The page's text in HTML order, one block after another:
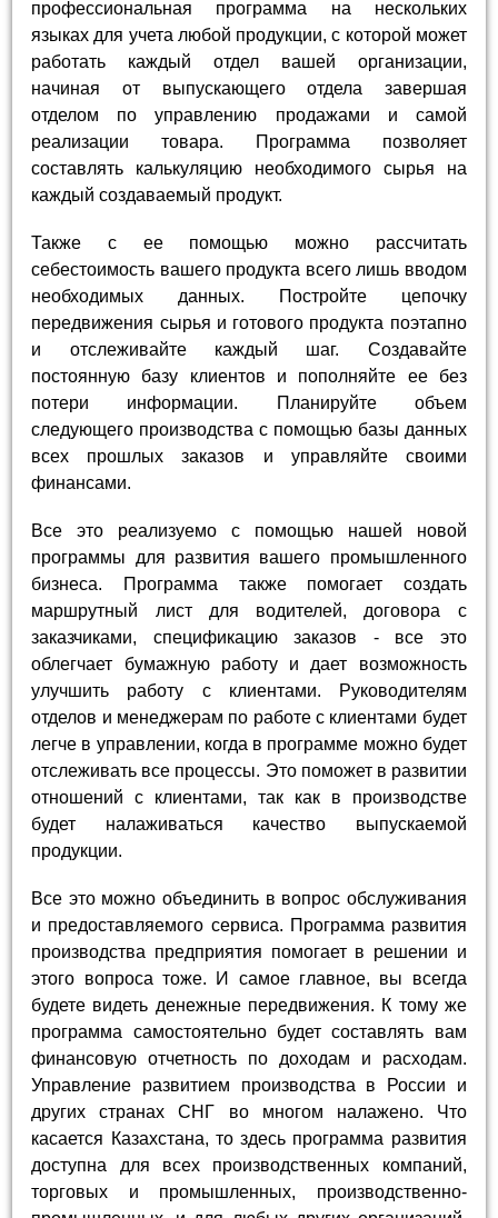
профессиональная программа на нескольких
языках для учета любой продукции, с которой может
работать каждый отдел вашей организации,
начиная от выпускающего отдела завершая
отделом по управлению продажами и самой
реализации товара. Программа позволяет
составлять калькуляцию необходимого сырья на
каждый создаваемый продукт.
Также с ее помощью можно рассчитать
себестоимость вашего продукта всего лишь вводом
необходимых данных. Постройте цепочку
передвижения сырья и готового продукта поэтапно
и отслеживайте каждый шаг. Создавайте
постоянную базу клиентов и пополняйте ее без
потери информации. Планируйте объем
следующего производства с помощью базы данных
всех прошлых заказов и управляйте своими
финансами.
Все это реализуемо с помощью нашей новой
программы для развития вашего промышленного
бизнеса. Программа также помогает создать
маршрутный лист для водителей, договора с
заказчиками, спецификацию заказов - все это
облегчает бумажную работу и дает возможность
улучшить работу с клиентами. Руководителям
отделов и менеджерам по работе с клиентами будет
легче в управлении, когда в программе можно будет
отслеживать все процессы. Это поможет в развитии
отношений с клиентами, так как в производстве
будет налаживаться качество выпускаемой
продукции.
Все это можно объединить в вопрос обслуживания
и предоставляемого сервиса. Программа развития
производства предприятия помогает в решении и
этого вопроса тоже. И самое главное, вы всегда
будете видеть денежные передвижения. К тому же
программа самостоятельно будет составлять вам
финансовую отчетность по доходам и расходам.
Управление развитием производства в России и
других странах СНГ во многом налажено. Что
касается Казахстана, то здесь программа развития
доступна для всех производственных компаний,
торговых и промышленных, производственно-